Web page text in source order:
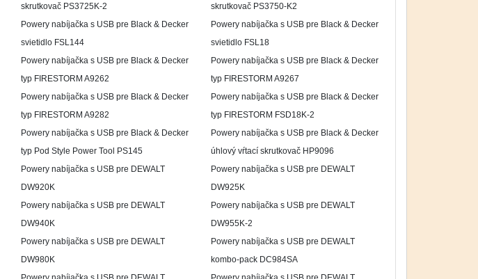
skrutkovač PS3725K-2
skrutkovač PS3750-K2
Powery nabíjačka s USB pre Black & Decker
svietidlo FSL144
Powery nabíjačka s USB pre Black & Decker
svietidlo FSL18
Powery nabíjačka s USB pre Black & Decker
typ FIRESTORM A9262
Powery nabíjačka s USB pre Black & Decker
typ FIRESTORM A9267
Powery nabíjačka s USB pre Black & Decker
typ FIRESTORM A9282
Powery nabíjačka s USB pre Black & Decker
typ FIRESTORM FSD18K-2
Powery nabíjačka s USB pre Black & Decker
typ Pod Style Power Tool PS145
Powery nabíjačka s USB pre Black & Decker
úhlový vŕtací skrutkovač HP9096
Powery nabíjačka s USB pre DEWALT
DW920K
Powery nabíjačka s USB pre DEWALT
DW925K
Powery nabíjačka s USB pre DEWALT
DW940K
Powery nabíjačka s USB pre DEWALT
DW955K-2
Powery nabíjačka s USB pre DEWALT
DW980K
Powery nabíjačka s USB pre DEWALT
kombo-pack DC984SA